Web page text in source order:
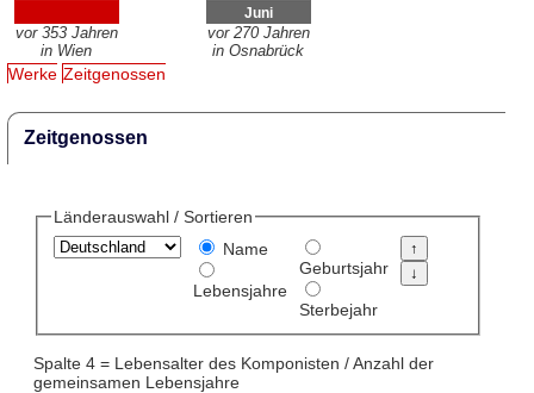
vor 353 Jahren
in Wien
Juni
vor 270 Jahren
in Osnabrück
Werke Zeitgenossen
Zeitgenossen
Länderauswahl / Sortieren
Name
Lebensjahre
Geburtsjahr
Sterbejahr
Spalte 4 = Lebensalter des Komponisten / Anzahl der
gemeinsamen Lebensjahre